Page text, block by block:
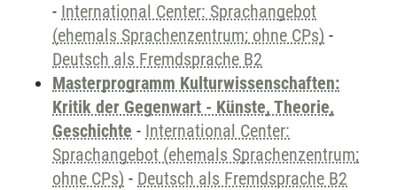
- International Center: Sprachangebot
(ehemals Sprachenzentrum; ohne CPs) -
Deutsch als Fremdsprache B2
Masterprogramm Kulturwissenschaften:
Kritik der Gegenwart - Künste, Theorie,
Geschichte - International Center:
Sprachangebot (ehemals Sprachenzentrum;
ohne CPs) - Deutsch als Fremdsprache B2